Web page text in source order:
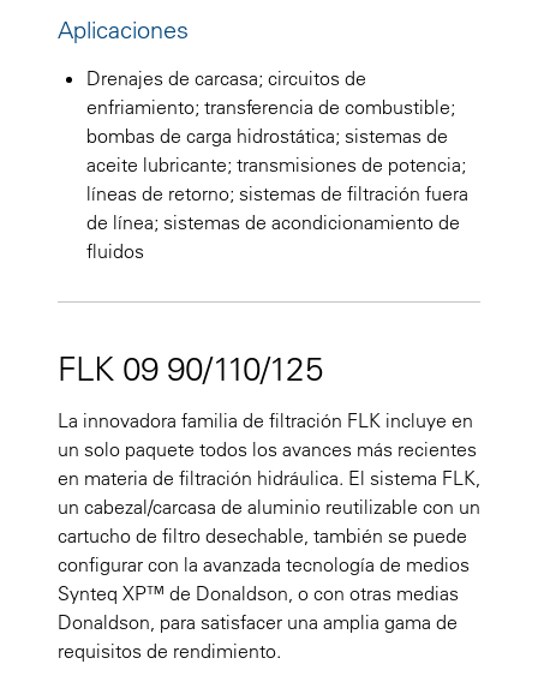
Aplicaciones
Drenajes de carcasa; circuitos de
enfriamiento; transferencia de combustible;
bombas de carga hidrostática; sistemas de
aceite lubricante; transmisiones de potencia;
líneas de retorno; sistemas de filtración fuera
de línea; sistemas de acondicionamiento de
fluidos
FLK 09 90/110/125
La innovadora familia de filtración FLK incluye en
un solo paquete todos los avances más recientes
en materia de filtración hidráulica. El sistema FLK,
un cabezal/carcasa de aluminio reutilizable con un
cartucho de filtro desechable, también se puede
configurar con la avanzada tecnología de medios
Synteq XP™ de Donaldson, o con otras medias
Donaldson, para satisfacer una amplia gama de
requisitos de rendimiento.